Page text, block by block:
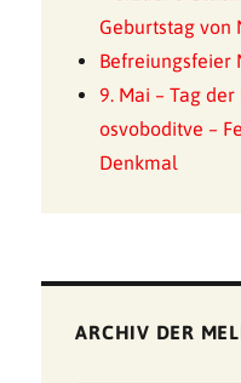
Geburtstag von
Befreiungsfeier
9. Mai – Tag
osvoboditve –
Denkmal
ARCHIV DER